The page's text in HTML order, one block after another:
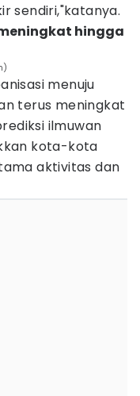
sendiri,"katanya.
hingga
menuju
terus meningkat
ilmuwan
kota-kota
aktivitas dan